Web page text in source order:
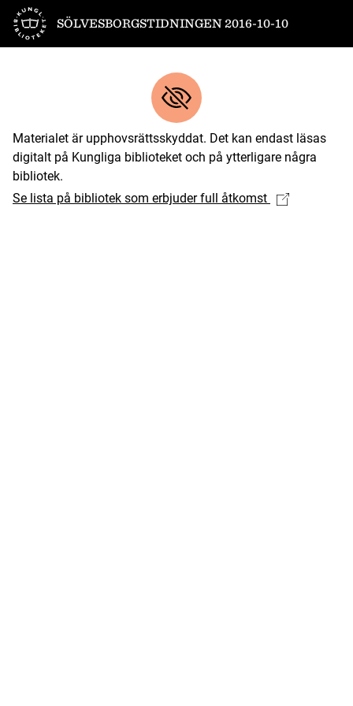
Till startsidan
SÖLVESBORGSTIDNINGEN 2016-10-10
Materialet är upphovsrättsskyddat. Det kan endast läsas
digitalt på Kungliga biblioteket och på ytterligare några
bibliotek.
Se lista på bibliotek som erbjuder full åtkomst